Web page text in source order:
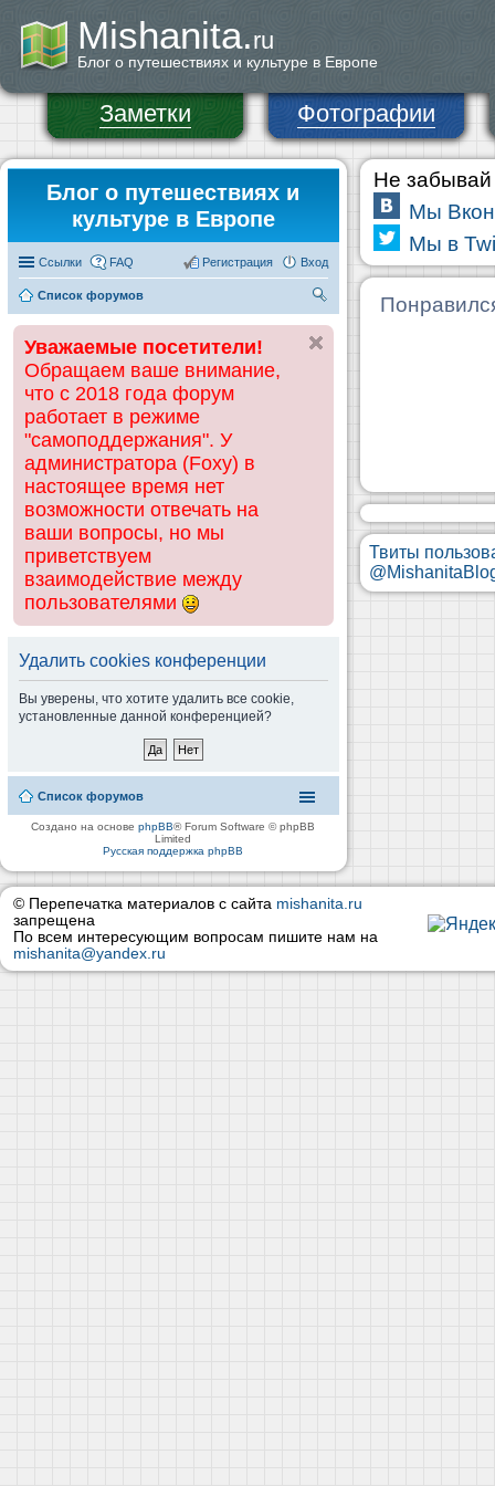
Mishanita.ru
Блог о путешествиях и культуре в Европе
Заметки Фотографии
Блог о путешествиях и
культуре в Европе
Ссылки FAQ Вход
Регистрация
Список форумов
ск
Уважаемые посетители!
Обращаем ваше внимание,
что с 2018 года форум
работает в режиме
"самоподдержания". У
администратора (Foxy) в
настоящее время нет
возможности отвечать на
ваши вопросы, но мы
приветствуем
взаимодействие между
пользователями
Удалить cookies конференции
Вы уверены, что хотите удалить все cookie,
установленные данной конференцией?
Список форумов
Создано на основеphpBB® Forum Software © phpBB
Limited
Русская поддержка phpBB
Не забывай
Мы
Мы в
Твиты
© Перепечатка материалов с сайта mishanita.ru
запрещена
По всем интересующим вопросам пишите нам на
mishanita@yandex.ru